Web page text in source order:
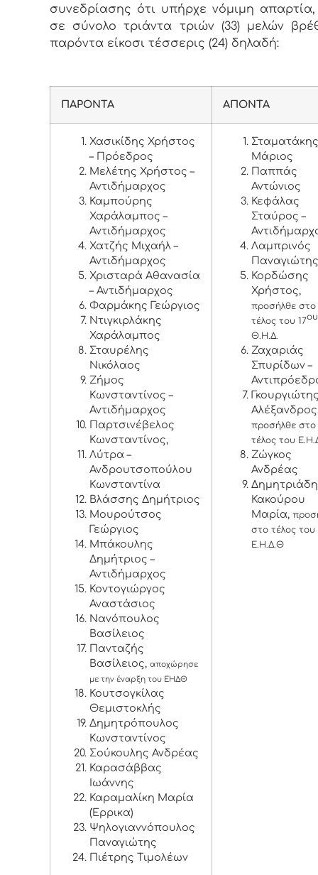
συνεδρίασης ότι υπήρχε νόμιμη απαρτία,
σε σύνολο τριάντα τριών (33) μελών
παρόντα είκοσι τέσσερις (24) δηλαδή:
ΠΑΡΟΝΤΑ ΑΠΟΝΤΑ
Χασικίδης Χρήστος
– Πρόεδρος
Μελέτης Χρήστος –
Αντιδήμαρχος
Καμπούρης
Χαράλαμπος –
Αντιδήμαρχος
Χατζής Μιχαήλ –
Αντιδήμαρχος
Χρισταρά Αθανασία
– Αντιδήμαρχος
Φαρμάκης Γεώργιος
Ντιγκιρλάκης
Χαράλαμπος
Σταυρέλης
Νικόλαος
Ζήμος
Κωνσταντίνος –
Αντιδήμαρχος
Παρτσινέβελος
Κωνσταντίνος,
Λύτρα –
Ανδρουτσοπούλου
Κωνσταντίνα
Βλάσσης Δημήτριος
Μουρούτσος
Γεώργιος
Μπάκουλης
Δημήτριος –
Αντιδήμαρχος
Κοντογιώργος
Αναστάσιος
Νανόπουλος
Βασίλειος
Πανταζής
Βασίλειος, αποχώρησε
με την έναρξη του ΕΗΔΘ
Κουτσογκίλας
Θεμιστοκλής
Δημητρόπουλος
Κωνσταντίνος
Σούκουλης Ανδρέας
Καρασάββας
Ιωάννης
Καραμαλίκη Μαρία
(Έρρικα)
Ψηλογιαννόπουλος
Παναγιώτης
Πιέτρης Τιμολέων
Σταματάκης
Μάριος
Παππάς
Αντώνιος
Κεφάλας
Σταύρος –
Λαμπρινός
Παναγιώτης
Κορδώσης
Χρήστος,
προσήλθε στο
τέλος του 17ου
Θ.Η.Δ.
Ζαχαριάς
Σπυρίδων –
προσήλθε στο
τέλος του
Ζώγκος
Ανδρέας
Δημητριάδη
Κακούρου
Μαρία,
στο τέλος του
Ε.Η.Δ.Θ